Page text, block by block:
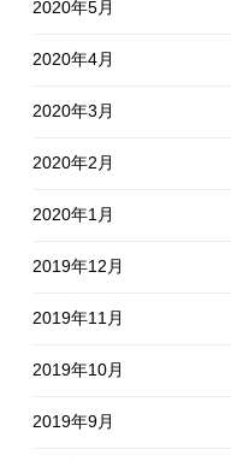
2020年5月
2020年4月
2020年3月
2020年2月
2020年1月
2019年12月
2019年11月
2019年10月
2019年9月